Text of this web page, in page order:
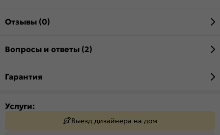
Отзывы (0)
Вопросы и ответы (2)
Гарантия
Услуги:
Выезд дизайнера на дом